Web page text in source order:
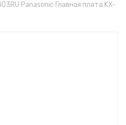
Panasonic Главная плата KX-